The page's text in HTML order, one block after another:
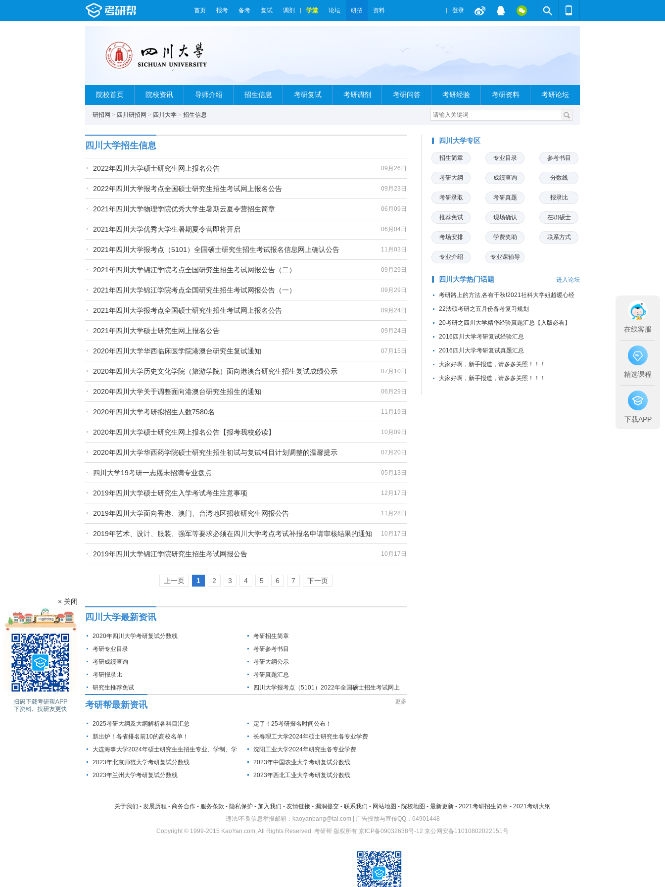
首页 报考 备考 复试 调剂 学堂 论坛 研招 资料 登录
院校首页 院校资讯 导师介绍 招生信息 考研复试 考研调剂 考研问答 考研经验 考研资料 考研论坛
研招网 > 四川研招网 > 四川大学 > 招生信息
四川大学招生信息
09月26日
2022年四川大学硕士研究生网上报名公告
09月23日
2022年四川大学报考点全国硕士研究生招生考试网上报名公告
06月09日
2021年四川大学物理学院优秀大学生暑期云夏令营招生简章
06月04日
2021年四川大学优秀大学生暑期夏令营即将开启
11月03日
2021年四川大学报考点（5101）全国硕士研究生招生考试报名信息网上确认公告
09月29日
2021年四川大学锦江学院考点全国研究生招生考试网报公告（二）
09月29日
2021年四川大学锦江学院考点全国研究生招生考试网报公告（一）
09月24日
2021年四川大学报考点全国硕士研究生招生考试网上报名公告
09月24日
2021年四川大学硕士研究生网上报名公告
07月15日
2020年四川大学华西临床医学院港澳台研究生复试通知
07月10日
2020年四川大学历史文化学院（旅游学院）面向港澳台研究生招生复试成绩公示
06月29日
2020年四川大学关于调整面向港澳台研究生招生的通知
11月19日
2020年四川大学考研拟招生人数7580名
10月09日
2020年四川大学硕士研究生网上报名公告【报考我校必读】
07月20日
2020年四川大学华西药学院硕士研究生招生初试与复试科目计划调整的温馨提示
05月13日
四川大学19考研一志愿未招满专业盘点
12月17日
2019年四川大学硕士研究生入学考试考生注意事项
11月28日
2019年四川大学面向香港、澳门、台湾地区招收研究生网报公告
10月17日
2019年艺术、设计、服装、强军等要求必须在四川大学考点考试补报名申请审核结果的通知
10月17日
2019年四川大学锦江学院研究生招生考试网报公告
上一页 1 2 3 4 5 6 7 下一页
四川大学最新资讯
2020年四川大学考研复试分数线
考研招生简章
考研专业目录
考研参考书目
考研成绩查询
考研大纲公示
考研报录比
考研真题汇总
研究生推荐免试
四川大学报考点（5101）2022年全国硕士招生考试网上
考研帮最新资讯 更多
2025考研大纲及大纲解析各科目汇总
定了！25考研报名时间公布！
新出炉！各省排名前10的高校名单！
长春理工大学2024年硕士研究生各专业学费
大连海事大学2024年硕士研究生生招生专业、学制、学
费标准及拟招生人数
沈阳工业大学2024年研究生各专业学费
2023年北京师范大学考研复试分数线
2023年中国农业大学考研复试分数线
2023年兰州大学考研复试分数线
2023年西北工业大学考研复试分数线
四川大学专区
招生简章 专业目录 参考书目
考研大纲 成绩查询 分数线
考研录取 考研真题 报录比
推荐免试 现场确认 在职硕士
考场安排 学费奖助 联系方式
专业介绍 专业课辅导
四川大学热门话题 进入论坛
考研路上的方法,各有千秋!2021社科大学姐超暖心经
验分享
22法硕考研之五月份备考复习规划
20考研之四川大学精华经验真题汇总【入版必看】
2016四川大学考研复试经验汇总
2016四川大学考研复试真题汇总
大家好啊，新手报道，请多多关照！！！
大家好啊，新手报道，请多多关照！！！
关于我们 - 发展历程 - 商务合作 - 服务条款 - 隐私保护 - 加入我们 - 友情链接 - 漏洞提交 - 联系我们 - 网站地图 - 院校地图 - 最新更新 - 2021考研招生简章 - 2021考研大纲
违法/不良信息举报邮箱：kaoyanbang@tal.com | 广告投放与宣传QQ：64901448
Copyright © 1999-2015 KaoYan.com, All Rights Reserved. 考研帮 版权所有 京ICP备09032638号-12 京公网安备11010802022151号
× 关闭
在线客服
精选课程
下载APP